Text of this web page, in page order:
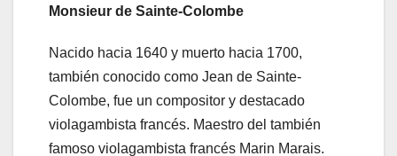
Monsieur de Sainte-Colombe
Nacido hacia 1640 y muerto hacia 1700,
también conocido como Jean de Sainte-
Colombe, fue un compositor y destacado
violagambista francés. Maestro del también
famoso violagambista francés Marin Marais.